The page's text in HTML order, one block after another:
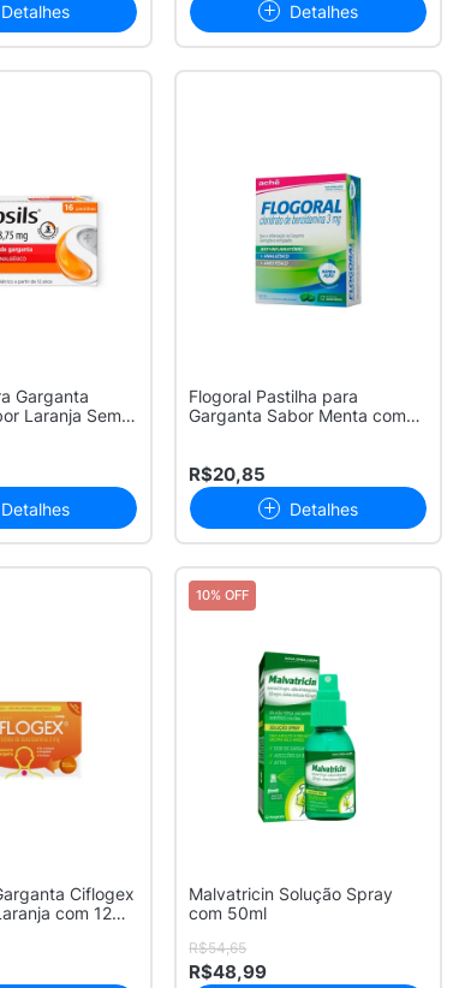
Detalhes Detalhes
Garganta
Laranja Sem
Detalhes
Flogoral Pastilha para
Garganta Sabor Menta com
R$20,85
Detalhes
Ciflogex
com 12
10% OFF
Malvatricin Solução Spray
com 50ml
R$54,65
R$48,99